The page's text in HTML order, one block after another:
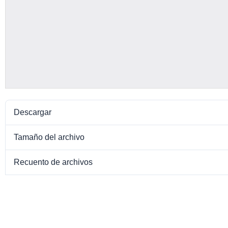
Descargar
Tamaño del archivo
Recuento de archivos